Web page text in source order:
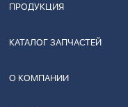
ПРОДУКЦИЯ
КАТАЛОГ ЗАПЧАСТЕЙ
О КОМПАНИИ